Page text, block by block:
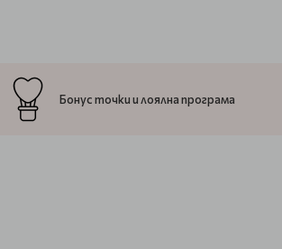
Бонус точки и лоялна програма